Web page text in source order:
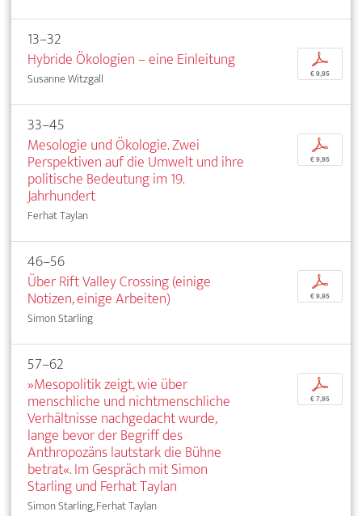
13–32
Hybride Ökologien – eine Einleitung
Susanne Witzgall
p
€ 9,95
33–45
Mesologie und Ökologie. Zwei
Perspektiven auf die Umwelt und ihre
politische Bedeutung im 19.
Jahrhundert
Ferhat Taylan
p
€ 9,95
46–56
Über Rift Valley Crossing (einige
Notizen, einige Arbeiten)
Simon Starling
p
€ 9,95
57–62
»Mesopolitik zeigt, wie über
menschliche und nichtmenschliche
Verhältnisse nachgedacht wurde,
lange bevor der Begriff des
Anthropozäns lautstark die Bühne
betrat«. Im Gespräch mit Simon
Starling und Ferhat Taylan
Simon Starling, Ferhat Taylan
p
€ 7,95